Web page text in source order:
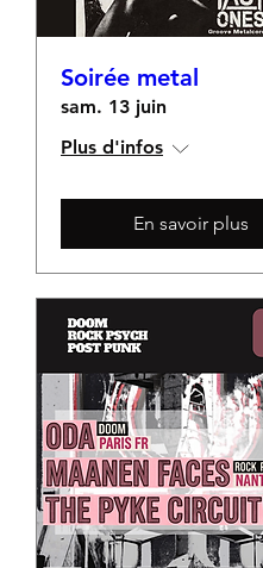
Soirée metal
sam. 13 juin
Plus d'infos
En savoir plus